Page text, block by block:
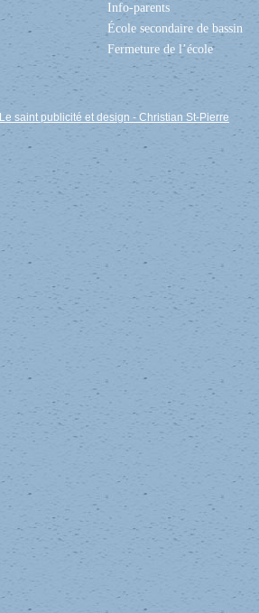
Info-parents
École secondaire de bassin
Fermeture de l’école
Le saint publicité et design - Christian St-Pierre